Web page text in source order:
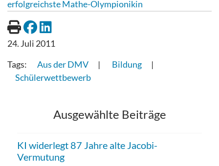
erfolgreichste Mathe-Olympionikin
24. Juli 2011
Aus der DMV
Bildung
Schülerwettbewerb
Ausgewählte Beiträge
KI widerlegt 87 Jahre alte Jacobi-
Vermutung